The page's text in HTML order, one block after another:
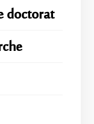
doctorat